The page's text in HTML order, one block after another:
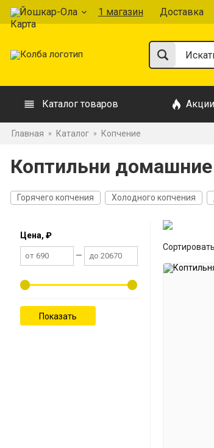
Йошкар-Ола 1 магазин Доставка
Каталог товаров Акции
Главная » Каталог » Копчение
Коптильни
Горячего копчения Холодного копчения
Цена, ₽
—